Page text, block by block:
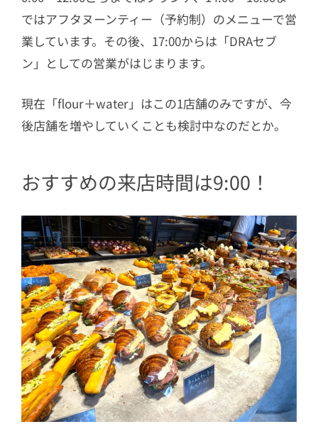
ではアフタヌーンティー（予約制）のメニューで営
業しています。その後、17:00からは「DRAセブ
ン」としての営業がはじまります。
現在「flour＋water」はこの1店舗のみですが、今
後店舗を増やしていくことも検討中なのだとか。
おすすめの来店時間は9:00！